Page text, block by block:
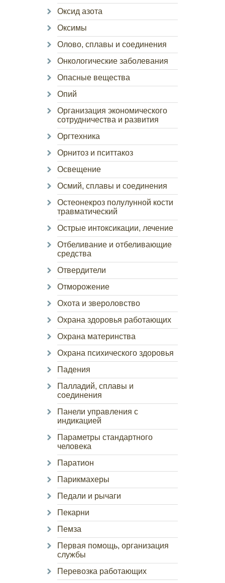
Оксид азота
Оксимы
Олово, сплавы и соединения
Онкологические заболевания
Опасные вещества
Опий
Организация экономического
сотрудничества и развития
Оргтехника
Орнитоз и пситтакоз
Освещение
Осмий, сплавы и соединения
Остеонекроз полулунной кости
травматический
Острые интоксикации, лечение
Отбеливание и отбеливающие
средства
Отвердители
Отморожение
Охота и звероловство
Охрана здоровья работающих
Охрана материнства
Охрана психического здоровья
Падения
Палладий, сплавы и
соединения
Панели управления с
индикацией
Параметры стандартного
человека
Паратион
Парикмахеры
Педали и рычаги
Пекарни
Пемза
Первая помощь, организация
службы
Перевозка работающих